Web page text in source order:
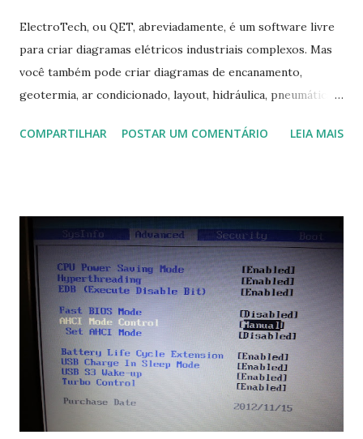
ElectroTech, ou QET, abreviadamente, é um software livre
para criar diagramas elétricos industriais complexos. Mas
você também pode criar diagramas de encanamento,
geotermia, ar condicionado, layout, hidráulica, pneumática,
Na última versão 0.100, a coleção contém mais de 8.000
COMPARTILHAR POSTAR UM COMENTÁRIO LEIA MAIS